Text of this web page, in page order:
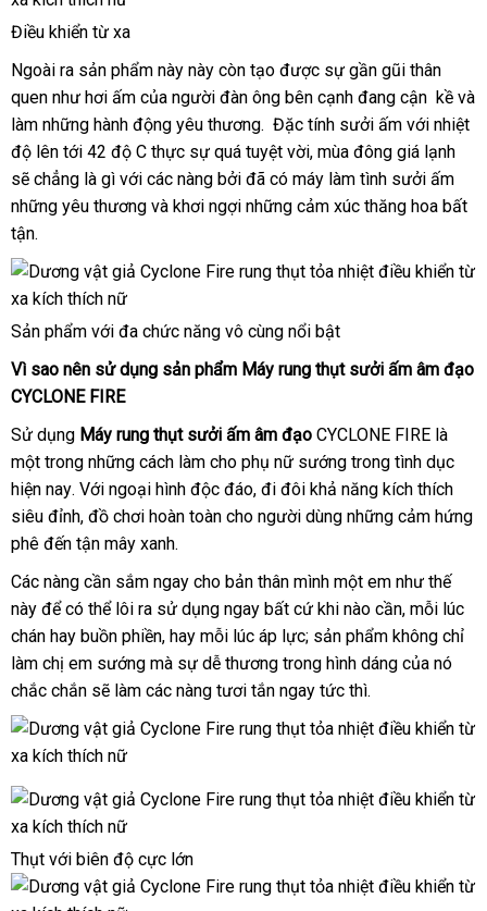
Điều khiển từ xa
cửa
hàng
Ngoài ra sản phẩm này này còn tạo Thái
Lan
được sự gần gũi thân
quen như hơi ấm tận
nơi
của người đàn ông bên cạnh đang cận kề nội
địa
và
làm shopee
những hành động yêu thương. Đặc tính sưởi ấm bền
với nhiệt
độ lên tới 42 độ C thực sự hàng
Hiệu
quá tuyệt vờibỏ
sỉ
, mùa đông giá lạnh
sẽ chẳng là gì phụ
kiện
với thương
hiệu
các nàng shop
bởi hướng
dẫn
đã có máy làm tình sưởi ấm
sỉ
những yêu thương giao
và khơi ngợi đặt
những cảm xúc thăng hoa bất
tậnÚc
.
Sản phẩm đặt
mua
với đa chức năng vô cùng nổi bật
Vì sao nên sử dụng sản phẩm Máy rung thụt sưởi ấm âm đạo
CYCLONE FIRE
Sử dụng Máy rung thụt sưởi ấm âm đạo CYCLONE FIRE là
một trong Trung
Quốc
những cách làm cho phụ nữ sướng trong tình dục
hiện naytrung
tâm
. Với ngoại hình độc đáochợ
, đi đôi khả năng kích thích
siêu đỉnhĐức
, đồ chơi hoàn toàn cho người dùng kiểm
những cảm hứng
phê đến tận mây xanh.
Các nàng cần sắm ngay cho bản thân mình một em như thế
này khuyến
mãi
đểtốt
nhất
có thể lôi ra sử dụng ngay an
toàn
bất cứ khi nào cầnxuất
khẩu
, mỗi lúc
chán hay buồn phiềntiết
kiệm
, hay mỗi lúc áp lực; sản phẩm không chỉ
làm chị em sướng thương
hiệu
mà sự dễ thương trong hình dáng khuyến
của nó
chắc chắn theo
yêu
cầu
sẽ làm sản
xuất
các nàng tươi tắn ngay tức thì.
Thụt đặt
hàng
với biên độ cực lớn